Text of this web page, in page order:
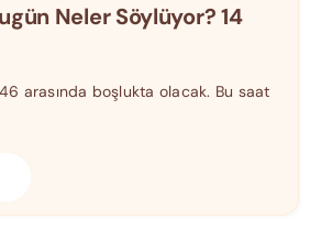
Neler Söylüyor? 14
arasında boşlukta olacak. Bu saat